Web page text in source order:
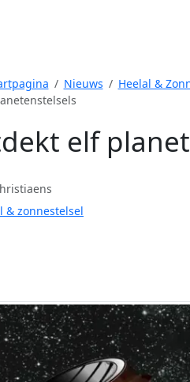
Nieuws Heelal &
elf
& zonnestelsel